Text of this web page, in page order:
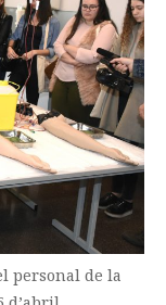
personal de la